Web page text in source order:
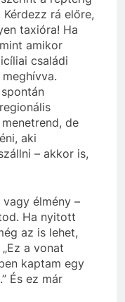
rá előre,
taxióra! Ha
amikor
családi
de
aki
– akkor is,
élmény –
Ha nyitott
az is lehet,
a vonat
kaptam egy
És ez már